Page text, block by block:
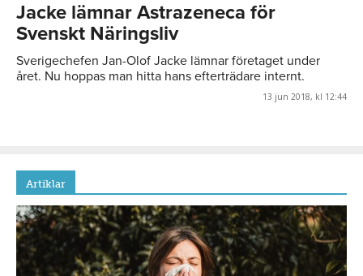
Jacke lämnar Astrazeneca för
Svenskt Näringsliv
Sverigechefen Jan-Olof Jacke lämnar företaget under
året. Nu hoppas man hitta hans efterträdare internt.
13 jun 2018, kl 12:44
Artiklar